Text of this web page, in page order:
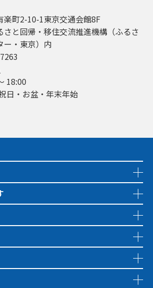
楽町2-10-1東京交通会館8F
さと回帰・移住交流推進機構（ふるさ
ー・東京）内
18:00
日・お盆・年末年始